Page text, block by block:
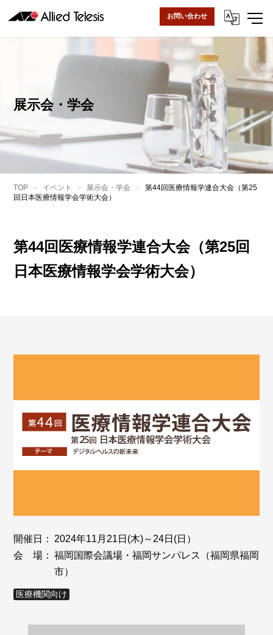
お問い合わせ
展示会・学会
TOP イベント 展示会・学会
第44回医療情報学連合大会（第25
回日本医療情報学会学術大会）
第44回医療情報学連合大会（第25回
日本医療情報学会学術大会）
開催日：
2024年11月21日(木)～24日(日）
会 場：
福岡国際会議場・福岡サンパレス（福岡県福岡
市）
医療機関向け